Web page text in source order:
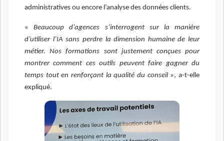
administratives ou encore l’analyse des données clients.
«Beaucoup d’agences s’interrogent sur la manière
d’utiliser l’IA sans perdre la dimension humaine de leur
métier. Nos formations sont justement conçues pour
montrer comment ces outils peuvent faire gagner du
temps tout en renforçant la qualité du conseil», a-t-elle
expliqué.